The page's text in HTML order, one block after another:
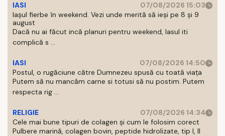
IASI
07/08/2026 15:03
Iașul fierbe în weekend. Vezi unde merită să ieși pe 8 și 9
august
Dacă nu ai făcut incă planuri pentru weekend, Iasul iti
complică s ...
IASI
07/08/2026 14:50
Postul, o rugăciune către Dumnezeu spusă cu toată viața
Putem să nu mancăm carne si totusi să nu postim. Putem
respecta rig ...
RELIGIE
07/08/2026 14:34
Cele mai bune tipuri de colagen și cum le folosim corect
Pulbere marină, colagen bovin, peptide hidrolizate, tip I, II